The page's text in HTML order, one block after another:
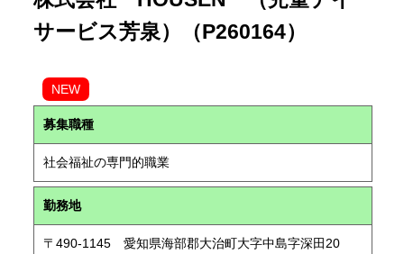
サービス芳泉）（P260164）
NEW
募集職種
社会福祉の専門的職業
勤務地
〒490-1145 愛知県海部郡大治町大字中島字深田20